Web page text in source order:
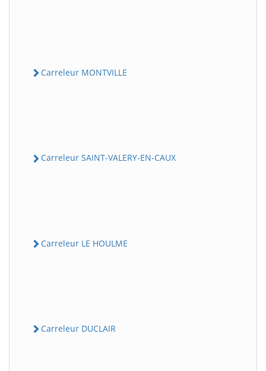
Carreleur MONTVILLE
Carreleur SAINT-VALERY-EN-CAUX
Carreleur LE HOULME
Carreleur DUCLAIR